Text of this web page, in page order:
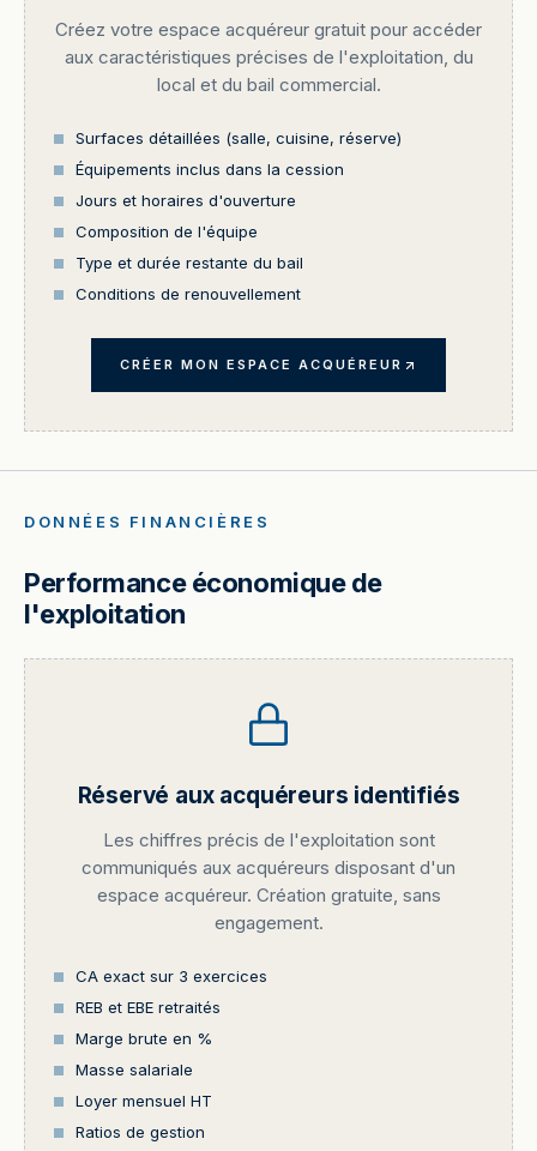
Créez votre espace acquéreur gratuit pour accéder
aux caractéristiques précises de l'exploitation, du
local et du bail commercial.
Surfaces détaillées (salle, cuisine, réserve)
Équipements inclus dans la cession
Jours et horaires d'ouverture
Composition de l'équipe
Type et durée restante du bail
Conditions de renouvellement
CRÉER MON ESPACE ACQUÉREUR
DONNÉES FINANCIÈRES
Performance économique de
l'exploitation
Réservé aux acquéreurs identifiés
Les chiffres précis de l'exploitation sont
communiqués aux acquéreurs disposant d'un
espace acquéreur. Création gratuite, sans
engagement.
CA exact sur 3 exercices
REB et EBE retraités
Marge brute en %
Masse salariale
Loyer mensuel HT
Ratios de gestion